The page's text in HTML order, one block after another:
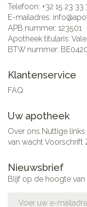
Telefoon: +32 15 23 33
E-mailadres: info@
APB nummer: 123501
Apotheek titularis:
BTW nummer:
Klantenservice
FAQ
Uw apotheek
Over ons Nuttige links
van wachtVoorschrift
Nieuwsbrief
Blijf op de hoogte